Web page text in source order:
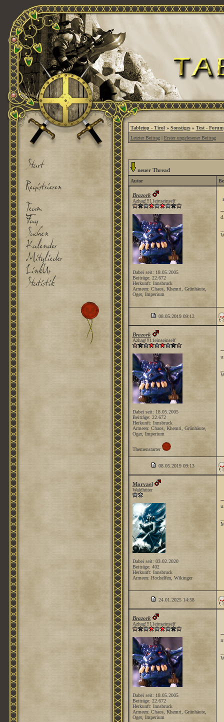
Tabletop - Tirol » Sonstiges» Test - Forum
Letzter Beitrag | Erster ungelesener Beitrag
neuer Thread
Autor
Brazork
Azhag!!!11einseinself
Dabei seit: 18.05.2005
Beiträge: 22.672
Herkunft: Innsbruck
Armeen: Chaos, Khemri, Grünhäute,
Oger, Imperium
08.05.2019 09:12
Brazork
Azhag!!!11einseinself
Dabei seit: 18.05.2005
Beiträge: 22.672
Herkunft: Innsbruck
Armeen: Chaos, Khemri, Grünhäute,
Oger, Imperium
Themenstarter
08.05.2019 09:13
Morvael
Waldhüter
Dabei seit: 03.02.2020
Beiträge: 402
Herkunft: Innsbruck
Armeen: Hochelfen, Wikinger
24.01.2025 14:58
Brazork
Azhag!!!11einseinself
Dabei seit: 18.05.2005
Beiträge: 22.672
Herkunft: Innsbruck
Armeen: Chaos, Khemri, Grünhäute,
Oger, Imperium